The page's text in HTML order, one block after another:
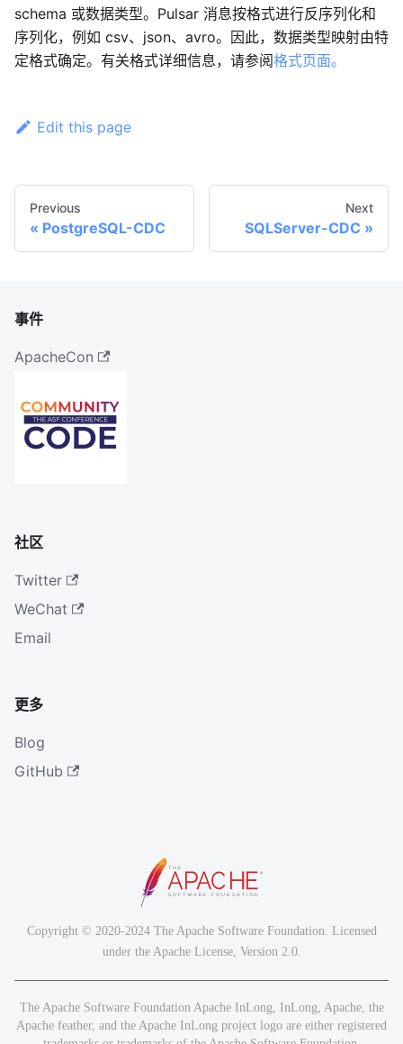
schema 或数据类型。Pulsar 消息按格式进行反序列化和
序列化，例如 csv、json、avro。因此，数据类型映射由特
定格式确定。有关格式详细信息，请参阅格式页面。
Edit this page
Previous
PostgreSQL-CDC
Next
SQLServer-CDC
事件
ApacheCon
社区
Twitter
WeChat
Email
更多
Blog
GitHub
Copyright © 2020-2024 The Apache Software Foundation. Licensed
under the Apache License, Version 2.0.
The Apache Software Foundation Apache InLong, InLong, Apache, the
Apache feather, and the Apache InLong project logo are either registered